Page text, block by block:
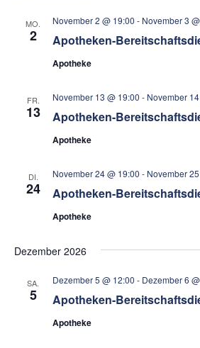
MO.
2 Apotheken-
November 2 @ 19:00 - November 3
Apotheke
FR.
13 Apotheken-
November 13 @ 19:00 - November
Apotheke
DI.
24 Apotheken-
November 24 @ 19:00 - November
Apotheke
Dezember 2026
SA.
5 Apotheken-
Dezember 5 @ 12:00 - Dezember 6
Apotheke